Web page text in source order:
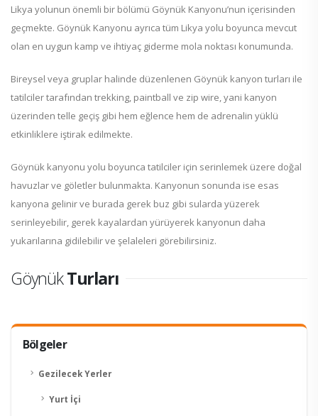
Bölgeler
Gezilecek Yerler
Yurt İçi
Likya yolunun önemli bir bölümü Göynük Kanyonu’nun içerisinden
geçmekte. Göynük Kanyonu ayrıca tüm Likya yolu boyunca mevcut
olan en uygun kamp ve ihtiyaç giderme mola noktası konumunda.
Bireysel veya gruplar halinde düzenlenen Göynük kanyon turları ile
tatilciler tarafından trekking, paintball ve zip wire, yani kanyon
üzerinden telle geçiş gibi hem eğlence hem de adrenalin yüklü
etkinliklere iştirak edilmekte.
Göynük kanyonu yolu boyunca tatilciler için serinlemek üzere doğal
havuzlar ve göletler bulunmakta. Kanyonun sonunda ise esas
kanyona gelinir ve burada gerek buz gibi sularda yüzerek
serinleyebilir, gerek kayalardan yürüyerek kanyonun daha
yukarılarına gidilebilir ve şelaleleri görebilirsiniz.
GöynükTurları